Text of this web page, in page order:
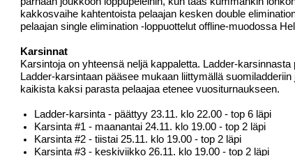
kakkosvaihe kahtentoista pelaajan kesken double
pelaajan single elimination -loppuottelut offline-muodossa
Karsinnat
Karsintoja on yhteensä neljä kappaletta. Ladder-
Ladder-karsintaan pääsee mukaan liittymälläsuomiladderiin
kaikista kaksi parasta pelaajaa etenee vuositurnaukseen.
Ladder-karsinta - päättyy 23.11. klo 22.00 - top 6 läpi
Karsinta #1 - maanantai 24.11. klo 19.00 - top 2 läpi
Karsinta #2 - tiistai 25.11. klo 19.00 - top 2 läpi
Karsinta #3 - keskiviikko 26.11. klo 19.00 - top 2 läpi